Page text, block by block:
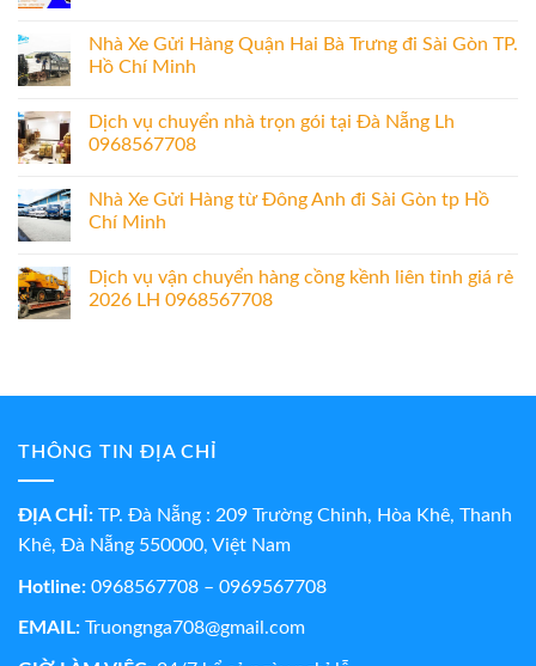
Nhà Xe Gửi Hàng Quận Hai Bà Trưng đi Sài Gòn TP.
Hồ Chí Minh
Dịch vụ chuyển nhà trọn gói tại Đà Nẵng Lh
0968567708
Nhà Xe Gửi Hàng từ Đông Anh đi Sài Gòn tp Hồ
Chí Minh
Dịch vụ vận chuyển hàng cồng kềnh liên tỉnh giá rẻ
2026 LH 0968567708
THÔNG TIN ĐỊA CHỈ
ĐỊA CHỈ: TP. Đà Nẵng : 209 Trường Chinh, Hòa Khê, Thanh
Khê, Đà Nẵng 550000, Việt Nam
Hotline: 0968567708 – 0969567708
EMAIL: Truongnga708@gmail.com